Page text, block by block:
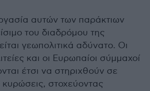
αυτών των παράκτιων
του διαδρόμου της
γεωπολιτικά αδύνατο. Οι
και οι Ευρωπαίοι σύμμαχοί
έτσι να στηριχθούν σε
κυρώσεις, στοχεύοντας